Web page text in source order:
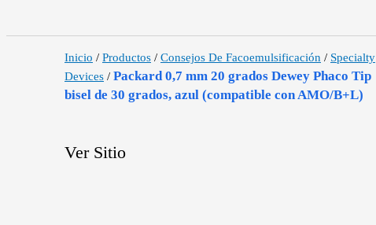
Inicio / Productos / Consejos De Facoemulsificación / Specialty
Devices / Packard 0,7 mm 20 grados Dewey Phaco Tip
bisel de 30 grados, azul (compatible con AMO/B+L)
Ver Sitio